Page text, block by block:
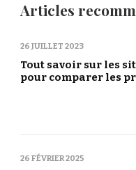
Articles
26 JUILLET 2023
Tout savoir sur les
pour comparer les
26 FÉVRIER 2025